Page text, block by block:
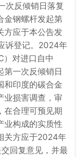
次反倾销日落复
金钢螺杆发起第
方应于本公告发
诉登记。2024年
）对进口自中
第一次反倾销日
和印度的碳合金
业损害调查，审
在合理可预见期
业构成的实质性
关方应于2024年
回复意见，并最